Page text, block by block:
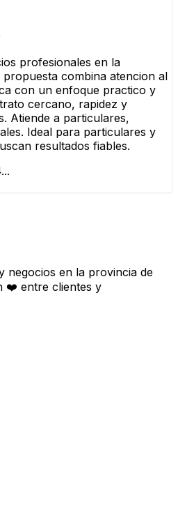
profesionales en la
combina atencion al
con un enfoque practico y
cercano, rapidez y
Atiende a particulares,
Ideal para particulares y
resultados fiables.
negocios en la provincia de
❤️ entre clientes y